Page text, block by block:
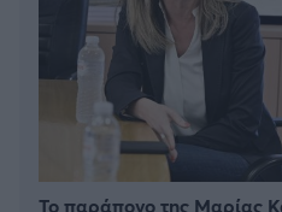
Το παράπονο της Μαρίας